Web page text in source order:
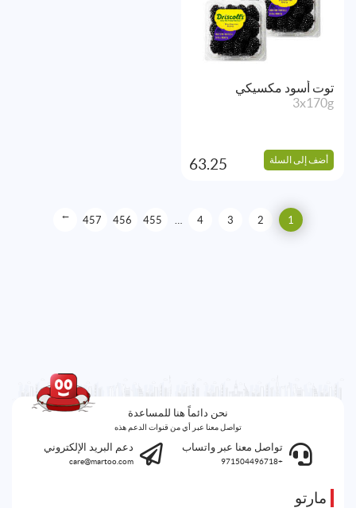
توت أسود مكسيكي
3x170g
أضف إلى السلة 63.25
1
2
3
4
455
456
457
→
نحن دائماً هنا للمساعدة
تواصل معنا عبر أي من قنوات الدعم هذه
تواصل معنا عبر واتساب
+971504496718
دعم البريد الإلكتروني
care@martoo.com
مارتو